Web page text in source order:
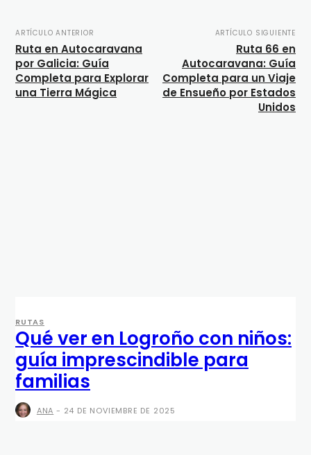
ARTÍCULO ANTERIOR
Ruta en Autocaravana
por Galicia: Guía
Completa para Explorar
una Tierra Mágica
ARTÍCULO SIGUIENTE
Ruta 66 en
Autocaravana: Guía
Completa para un Viaje
de Ensueño por Estados
Unidos
RUTAS
Qué ver en Logroño con niños:
guía imprescindible para
familias
ANA - 24 DE NOVIEMBRE DE 2025